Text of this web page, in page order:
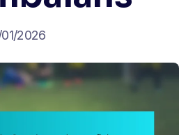
01/2026